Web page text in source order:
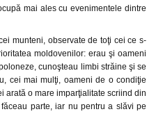
mai ales cu evenimentele dintre
munteni, observate de toţi cei ce s-
moldovenilor: erau şi oameni
cunoşteau limbi străine şi se
cei mai mulţi, oameni de o condiţie
arată o mare imparţialitate scriind din
parte, iar nu pentru a slăvi pe